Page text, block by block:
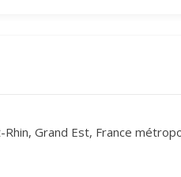
Grand Est, France